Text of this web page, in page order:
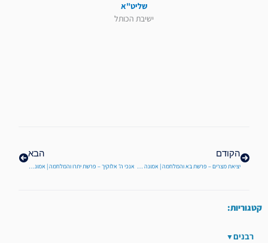
שליט"א
ישיבת הכותל
הקודם
יציאת מצרים – פרשת בא והמלחמה | אמונה במלחמה יב
הבא
אנכי ה' אלוקיך – פרשת יתרו והמלחמה | אמונה במלחמה יד
קטגוריות:
רבנים